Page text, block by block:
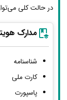
در حالت کلی
مدارک
شناسنامه
کارت ملی
پاسپورت